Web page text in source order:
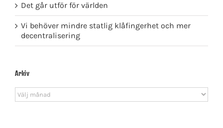
Det går utför för världen
Vi behöver mindre statlig klåfingerhet och mer
decentralisering
Arkiv
Arkiv